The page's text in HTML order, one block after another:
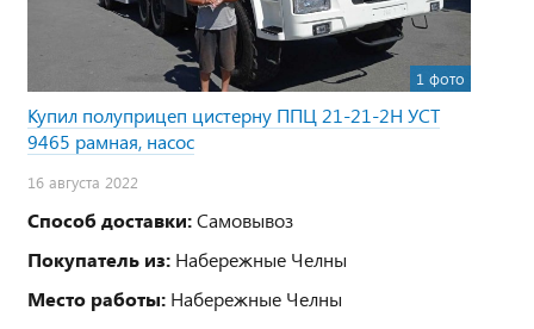
1 фото
Купил полуприцеп цистерну ППЦ 21-21-2Н УСТ
9465 рамная, насос
16 августа 2022
Способ доставки:Самовывоз
Покупатель из: Набережные Челны
Место работы: Набережные Челны